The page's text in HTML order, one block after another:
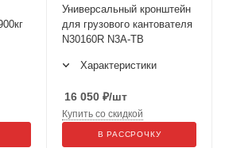
Универсальный кронштейн
для грузового кантователя
N30160R N3A-TB
Характеристики
16 050 ₽/шт
Купить со скидкой
В РАССРОЧКУ